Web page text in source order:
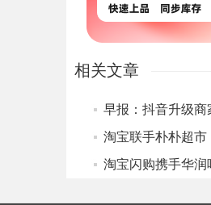
相关文章
淘宝联手朴朴超市